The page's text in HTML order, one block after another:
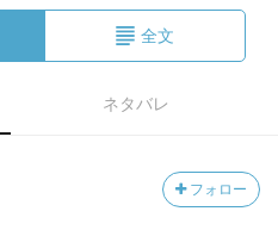
全文
ネタバレ
フォロー